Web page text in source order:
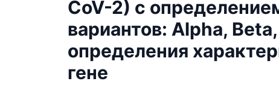
CoV-2) с
вариантов: Alpha,
определения
гене